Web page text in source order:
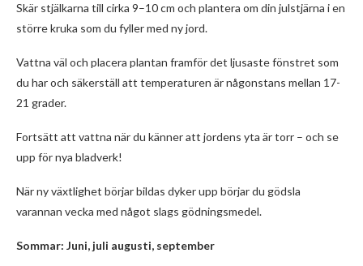
Skär stjälkarna till cirka 9–10 cm och plantera om din julstjärna i en
större kruka som du fyller med ny jord.
Vattna väl och placera plantan framför det ljusaste fönstret som
du har och säkerställ att temperaturen är någonstans mellan 17-
21 grader.
Fortsätt att vattna när du känner att jordens yta är torr – och se
upp för nya bladverk!
När ny växtlighet börjar bildas dyker upp börjar du gödsla
varannan vecka med något slags gödningsmedel.
Sommar: Juni, juli augusti, september